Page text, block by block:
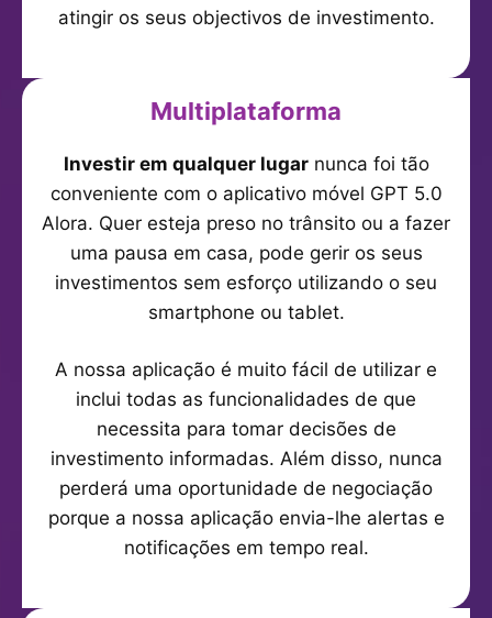
atingir os seus objectivos de investimento.
Multiplataforma
Investir em qualquer lugarnunca foi tão
conveniente com o aplicativo móvel GPT 5.0
Alora. Quer esteja preso no trânsito ou a fazer
uma pausa em casa, pode gerir os seus
investimentos sem esforço utilizando o seu
smartphone ou tablet.
A nossa aplicação é muito fácil de utilizar e
inclui todas as funcionalidades de que
necessita para tomar decisões de
investimento informadas. Além disso, nunca
perderá uma oportunidade de negociação
porque a nossa aplicação envia-lhe alertas e
notificações em tempo real.